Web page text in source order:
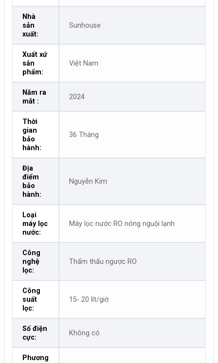
Nhà
sản
xuất:
Sunhouse
Xuất xứ
sản
phẩm:
Việt Nam
Năm ra
mắt :
2024
Thời
gian
bảo
hành:
36 Tháng
Địa
điểm
bảo
hành:
Nguyễn Kim
Loại
máy lọc
nước:
Máy lọc nước RO nóng nguội lạnh
Công
nghệ
lọc:
Thẩm thấu ngược RO
Công
suất
lọc:
15- 20 lít/giờ
Số điện
cực:
Không có
Phương